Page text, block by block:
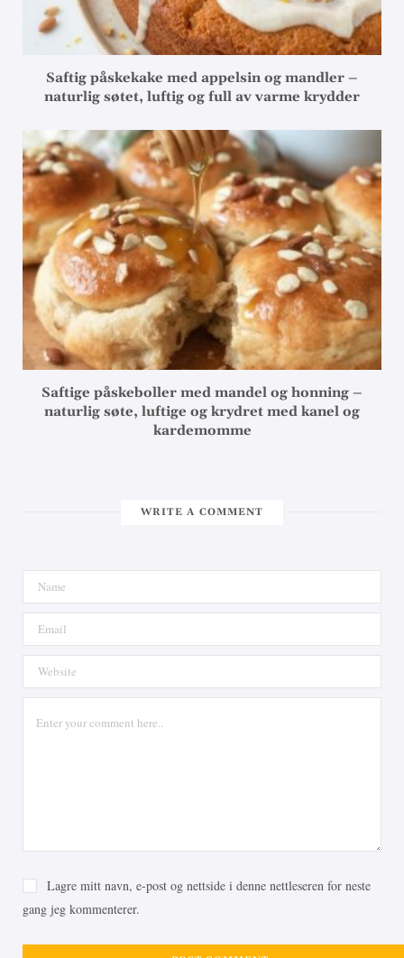
Saftig påskekake med appelsin og mandler –
naturlig søtet, luftig og full av varme krydder
Saftige påskeboller med mandel og honning –
naturlig søte, luftige og krydret med kanel og
kardemomme
WRITE A COMMENT
Lagre mitt navn, e-post og nettside i denne nettleseren for neste
gang jeg kommenterer.